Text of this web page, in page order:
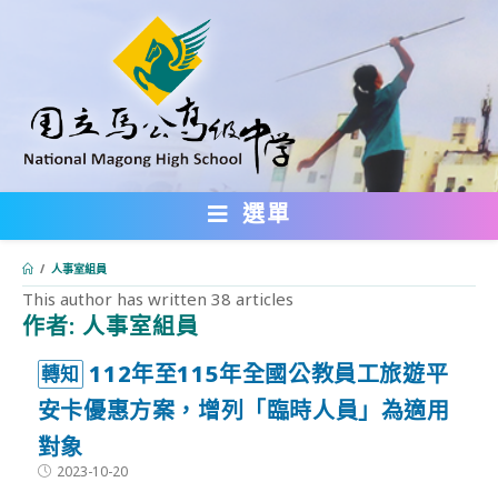
內
選單
作者: 人事室組員
This author has written 38 articles
/ 人事室組員
轉知 112年至115年全國公教員工旅遊平
安卡優惠方案，增列「臨時人員」為適用
對象
Post2023-10-20